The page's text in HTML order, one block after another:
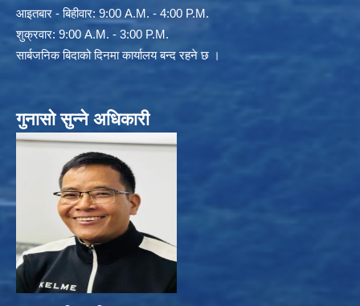
आइतबार - बिहीवार: 9:00 A.M. - 4:00 P.M.
शुक्रवार: 9:00 A.M. - 3:00 P.M.
सार्बजनिक बिदाको दिनमा कार्यालय बन्द रहने छ ।
गुनासो सुन्ने अधिकारी